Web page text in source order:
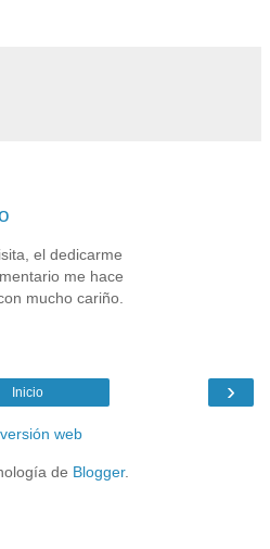
el dedicarme
me hace
mucho cariño.
›
Inicio
web
de Blogger.